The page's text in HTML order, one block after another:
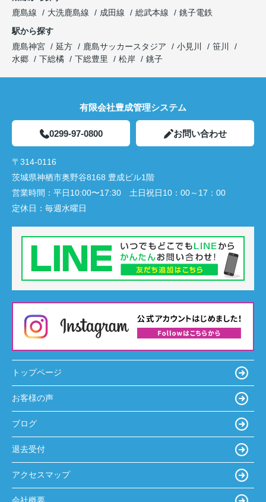
鹿島線
大洗鹿島線 成田線 総武本線
銚子電鉄
駅から探す
鹿島神宮
延方 鹿島サッカースタジア 小見川
笹川
水郷
下総橘 下総豊里 松岸 銚子
有限会社豊成管理システム
0299-97-0800 お問い合わせ
〒314-0116
茨城県神栖市奥野谷8168 豊成ビル1階
営業時間： 平日10:00〜17:30 土日祝日10：00～17：00
定休日： 毎週水曜日
トップページ
お客様の声
ブログ
退去受付
アクセスマップ